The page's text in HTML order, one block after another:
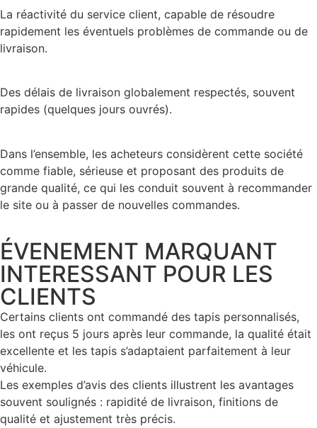
La réactivité du service client, capable de résoudre
rapidement les éventuels problèmes de commande ou de
livraison.
Des délais de livraison globalement respectés, souvent
rapides (quelques jours ouvrés).
Dans l’ensemble, les acheteurs considèrent cette société
comme fiable, sérieuse et proposant des produits de
grande qualité, ce qui les conduit souvent à recommander
le site ou à passer de nouvelles commandes.
ÉVENEMENT MARQUANT
INTERESSANT POUR LES
CLIENTS
Certains clients ont commandé des tapis personnalisés,
les ont reçus 5 jours après leur commande, la qualité était
excellente et les tapis s’adaptaient parfaitement à leur
véhicule.
Les exemples d’avis des clients illustrent les avantages
souvent soulignés : rapidité de livraison, finitions de
qualité et ajustement très précis.